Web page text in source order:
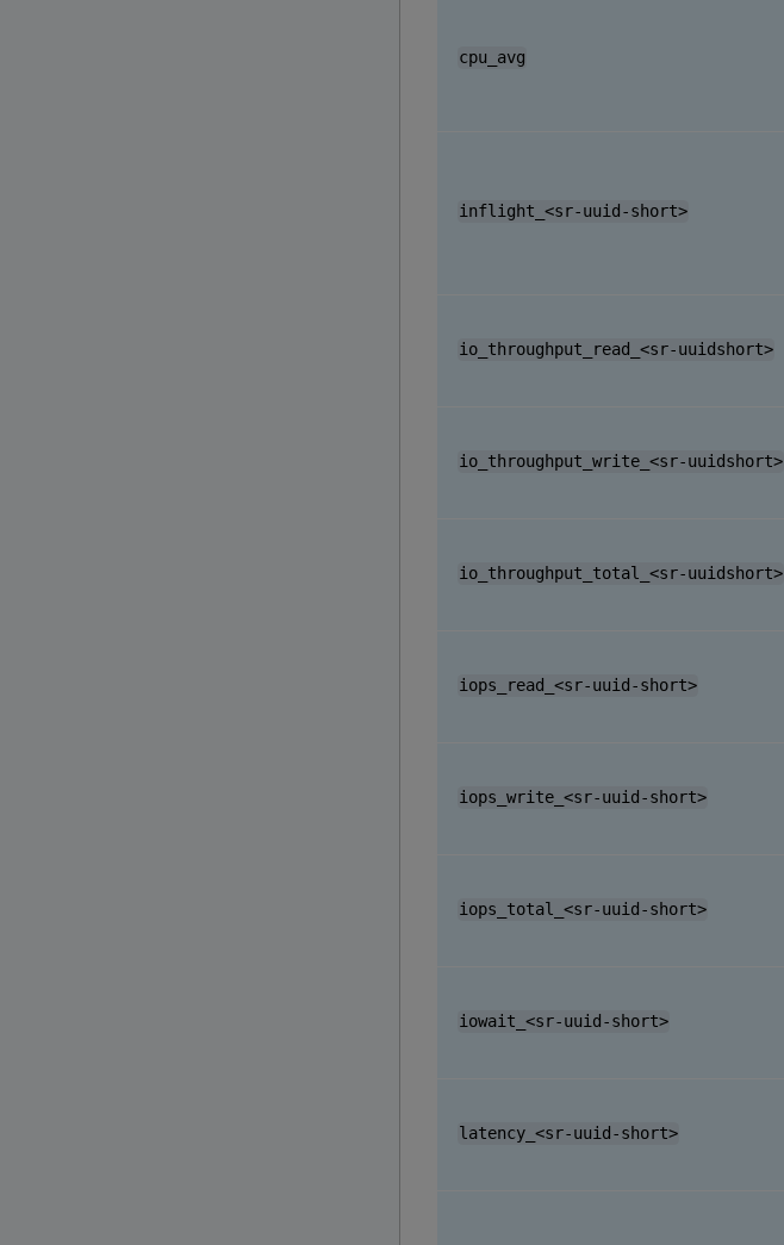
cpu_avg
inflight_<sr-uuid-short>
io_throughput_read_<sr-uuidshort>
io_throughput_write_<sr-uuidshort>
io_throughput_total_<sr-uuidshort>
iops_read_<sr-uuid-short>
iops_write_<sr-uuid-short>
iops_total_<sr-uuid-short>
iowait_<sr-uuid-short>
latency_<sr-uuid-short>